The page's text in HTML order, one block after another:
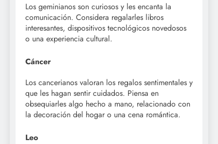
Los geminianos son curiosos y les encanta la
comunicación. Considera regalarles libros
interesantes, dispositivos tecnológicos novedosos
o una experiencia cultural.
Cáncer
Los cancerianos valoran los regalos sentimentales y
que les hagan sentir cuidados. Piensa en
obsequiarles algo hecho a mano, relacionado con
la decoración del hogar o una cena romántica.
Leo